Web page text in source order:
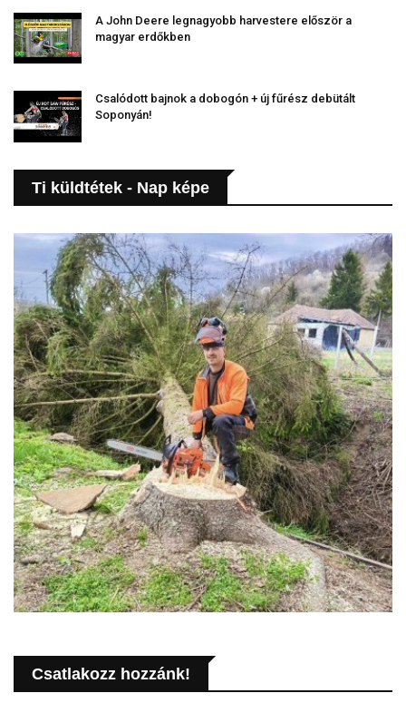
A John Deere legnagyobb harvestere először a
magyar erdőkben
Csalódott bajnok a dobogón + új fűrész debütált
Soponyán!
Ti küldtétek - Nap képe
Csatlakozz hozzánk!